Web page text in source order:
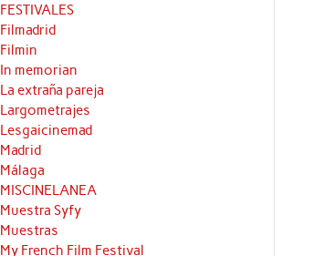
FESTIVALES
Filmadrid
Filmin
In memorian
La extraña pareja
Largometrajes
Lesgaicinemad
Madrid
Málaga
MISCINELANEA
Muestra Syfy
Muestras
My French Film Festival